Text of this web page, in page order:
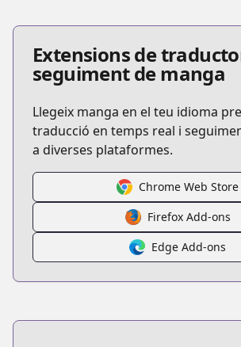
Extensions de
seguiment de manga
Llegeix manga en el teu idioma
traducció en temps real i
a diverses plataformes.
Chrome Web Store
Firefox Add-ons
Edge Add-ons